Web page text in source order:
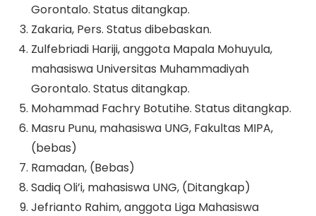
Gorontalo. Status ditangkap.
Zakaria, Pers. Status dibebaskan.
Zulfebriadi Hariji, anggota Mapala Mohuyula,
mahasiswa Universitas Muhammadiyah
Gorontalo. Status ditangkap.
Mohammad Fachry Botutihe. Status ditangkap.
Masru Punu, mahasiswa UNG, Fakultas MIPA,
(bebas)
Ramadan, (Bebas)
Sadiq Oli’i, mahasiswa UNG, (Ditangkap)
Jefrianto Rahim, anggota Liga Mahasiswa